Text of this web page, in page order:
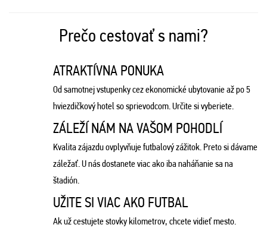
Prečo cestovať s nami?
ATRAKTÍVNA PONUKA
Od samotnej vstupenky cez ekonomické ubytovanie až po 5
hviezdičkový hotel so sprievodcom. Určite si vyberiete.
ZÁLEŽÍ NÁM NA VAŠOM POHODLÍ
Kvalita zájazdu ovplyvňuje futbalový zážitok. Preto si dávame
záležať. U nás dostanete viac ako iba naháňanie sa na
štadión.
UŽITE SI VIAC AKO FUTBAL
Ak už cestujete stovky kilometrov, chcete vidieť mesto.